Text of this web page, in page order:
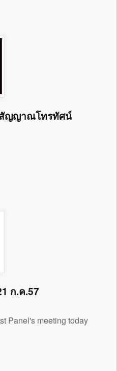
ญญาณโทรทัศน์
ก.ค.57
Panel's meeting today